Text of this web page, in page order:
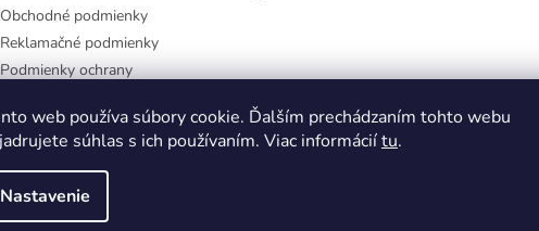
web používa súbory cookie. Ďalším prechádzaním tohto webu
súhlas s ich používaním. Viac informáciítu.
Nastavenie
Obchodné podmienky
Reklamačné podmienky
Podmienky ochrany
Moja objednávka